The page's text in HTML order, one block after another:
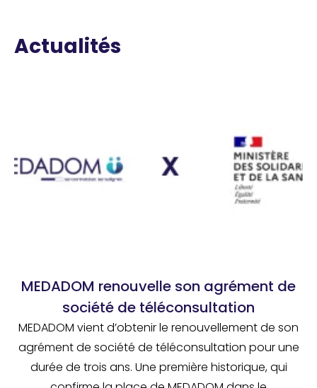
Actualités
MEDADOM renouvelle son agrément de
société de téléconsultation
MEDADOM vient d’obtenir le renouvellement de son
agrément de société de téléconsultation pour une
durée de trois ans. Une première historique, qui